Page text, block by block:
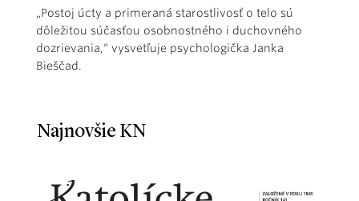
„Postoj úcty a primeraná starostlivosť o telo sú
dôležitou súčasťou osobnostného i duchovného
dozrievania,“ vysvetľuje psychologička Janka
Bieščad.
Najnovšie KN